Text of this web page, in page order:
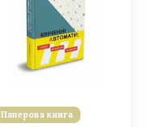
Паперова книга